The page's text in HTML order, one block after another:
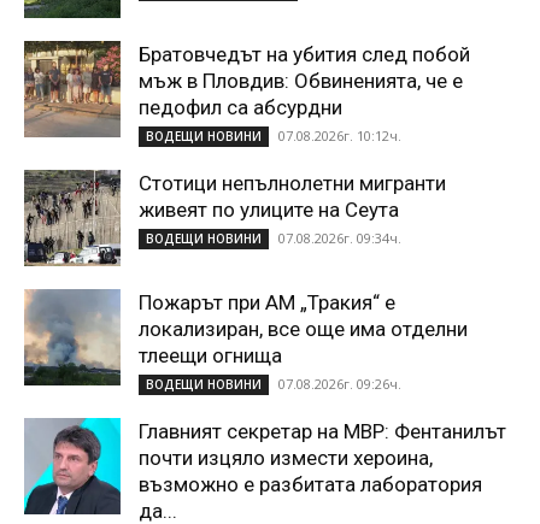
Братовчедът на убития след побой
мъж в Пловдив: Обвиненията, че е
педофил са абсурдни
ВОДЕЩИ НОВИНИ 07.08.2026г. 10:12ч.
Стотици непълнолетни мигранти
живеят по улиците на Сеута
ВОДЕЩИ НОВИНИ 07.08.2026г. 09:34ч.
Пожарът при АМ „Тракия“ е
локализиран, все още има отделни
тлеещи огнища
ВОДЕЩИ НОВИНИ 07.08.2026г. 09:26ч.
Главният секретар на МВР: Фентанилът
почти изцяло измести хероина,
възможно е разбитата лаборатория
да...